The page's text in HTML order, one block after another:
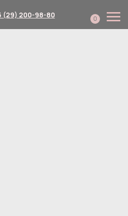
0
(29) 200-98-80